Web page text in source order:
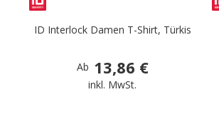
ID Interlock Damen T-Shirt, Türkis
Ab 13,86 €
inkl. MwSt.